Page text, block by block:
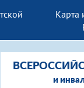
Карта
и